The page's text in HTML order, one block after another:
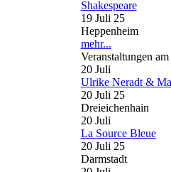
Shakespeare
19 Juli 25
Heppenheim
mehr...
Veranstaltungen
20 Juli
Ulrike Neradt &
20 Juli 25
Dreieichenhain
20 Juli
La Source Bleue
20 Juli 25
Darmstadt